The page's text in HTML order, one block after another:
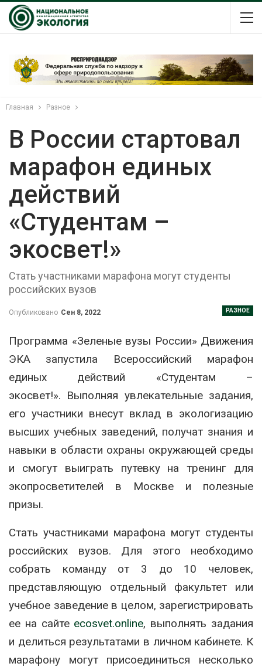
Главная Разное
В России стартовал
марафон единых
действий
«Студентам –
экосвет!»
Стать участниками марафона могут студенты
российских вузов
РАЗНОЕ
Опубликовано Сен 8, 2022
Программа «Зеленые вузы России» Движения
ЭКА запустила Всероссийский марафон
единых действий «Студентам –
экосвет!». Выполняя увлекательные задания,
его участники внесут вклад в экологизацию
высших учебных заведений, получат знания и
навыки в области охраны окружающей среды
и смогут выиграть путевку на тренинг для
экопросветителей в Москве и полезные
призы.
Стать участниками марафона могут студенты
российских вузов. Для этого необходимо
собрать команду от 3 до 10 человек,
представляющую отдельный факультет или
учебное заведение в целом, зарегистрировать
ее на сайте ecosvet.online, выполнять задания
и делиться результатами в личном кабинете. К
марафону могут присоединиться несколько